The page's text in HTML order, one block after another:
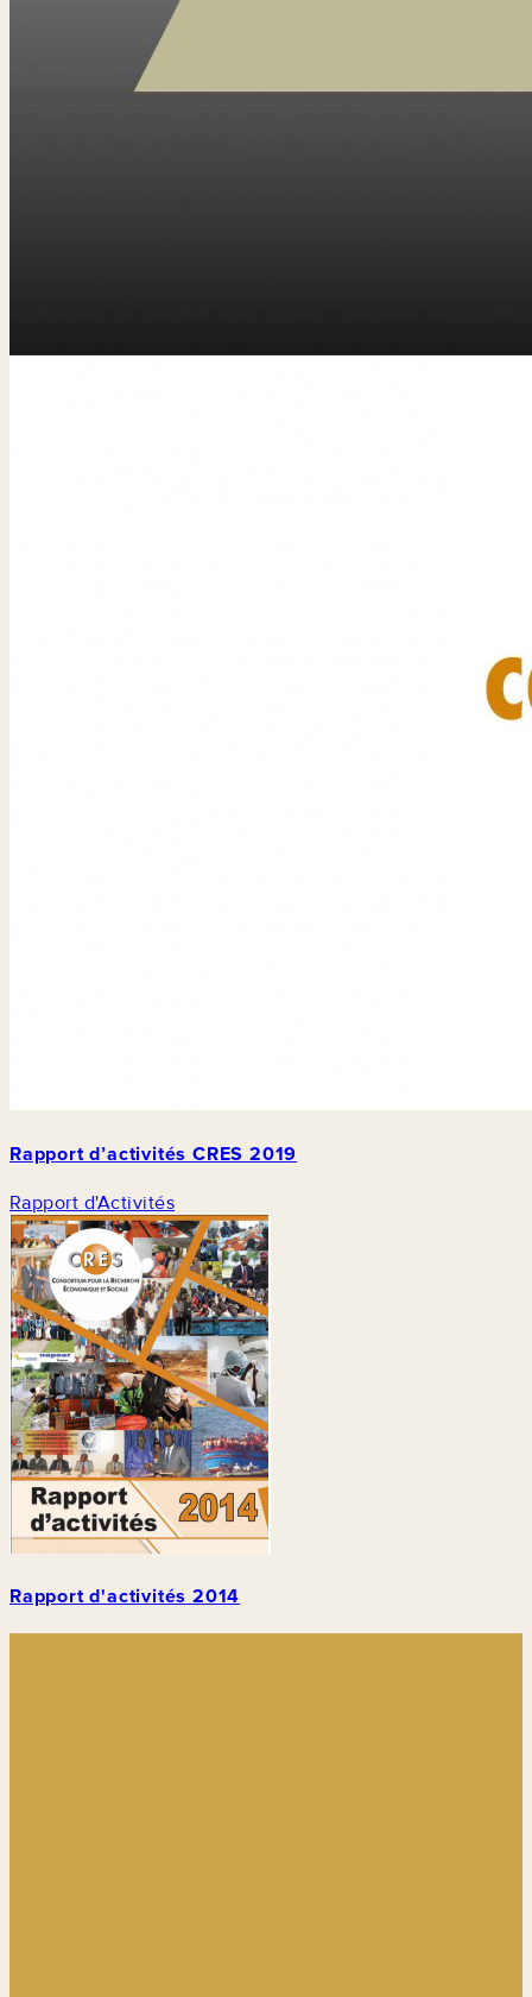
Rapport d’activités CRES 2019
Rapport d'Activités
Rapport d'activités 2014